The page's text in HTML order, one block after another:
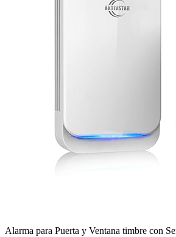
Alarma para Puerta y Ventana timbre con